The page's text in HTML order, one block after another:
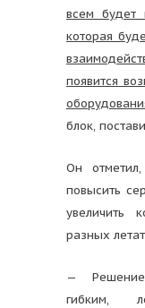
всем будет
которая
появится
блок,
Он
повысить
увеличить
разных
— Решение
гибким,